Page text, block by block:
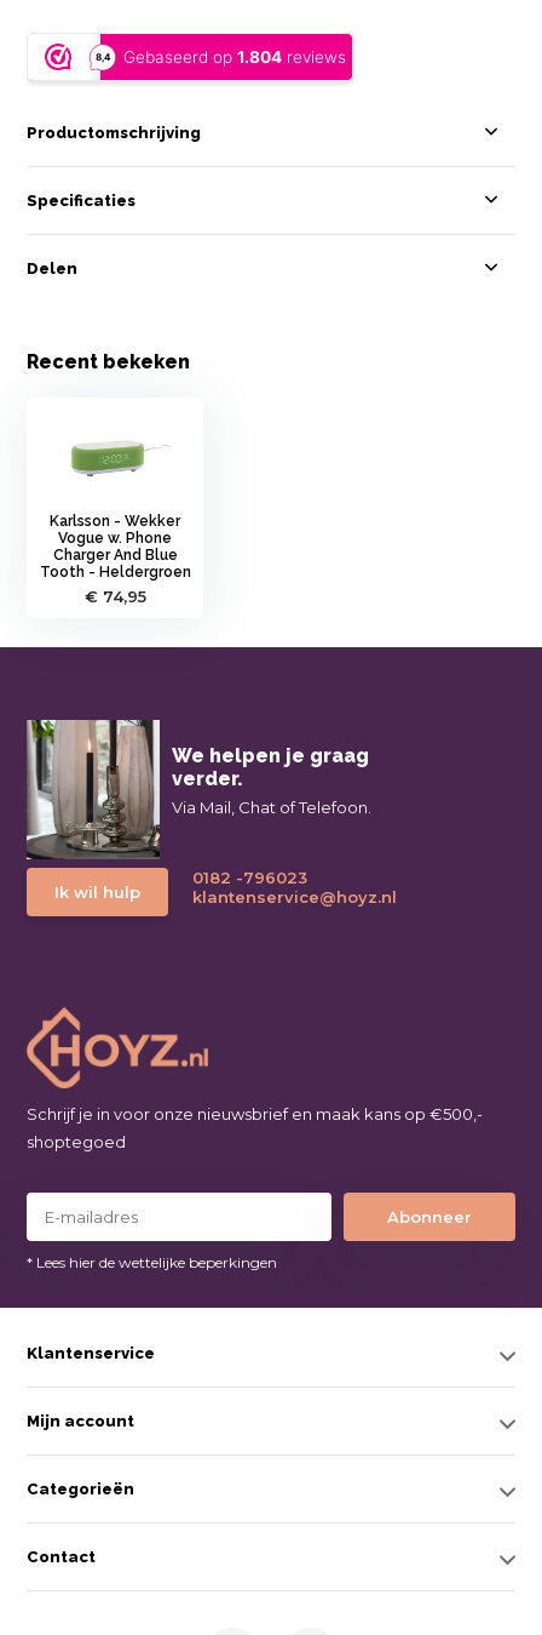
Productomschrijving
Specificaties
Delen
Recent bekeken
Karlsson - Wekker
Vogue w. Phone
Charger And Blue
Tooth - Heldergroen
€ 74,95
We helpen je graag
verder.
Via Mail, Chat of Telefoon.
Ik wil hulp
0182 -796023
klantenservice@hoyz.nl
Schrijf je in voor onze nieuwsbrief en maak kans op €500,-
shoptegoed
Abonneer
* Lees hier de wettelijke beperkingen
Klantenservice
Mijn account
Categorieën
Contact